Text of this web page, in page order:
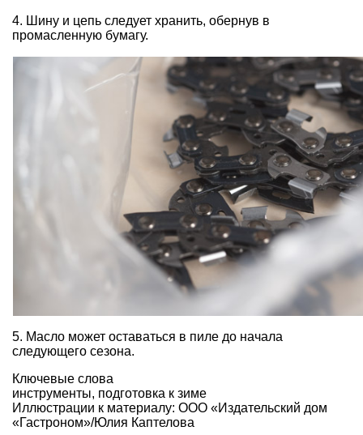
4. Шину и цепь следует хранить, обернув в
промасленную бумагу.
5. Масло может оставаться в пиле до начала
следующего сезона.
Ключевые слова
инструменты, подготовка к зиме
Иллюстрации к материалу: ООО «Издательский дом
«Гастроном»/Юлия Каптелова